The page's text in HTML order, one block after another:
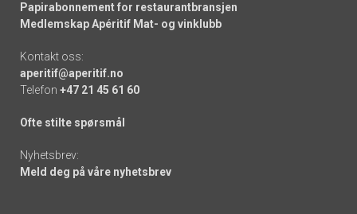
Papirabonnement for restaurantbransjen
Medlemskap Apéritif Mat- og vinklubb
Kontakt oss:
aperitif@aperitif.no
Telefon +47 21 45 61 60
Ofte stilte spørsmål
Nyhetsbrev:
Meld deg på våre nyhetsbrev